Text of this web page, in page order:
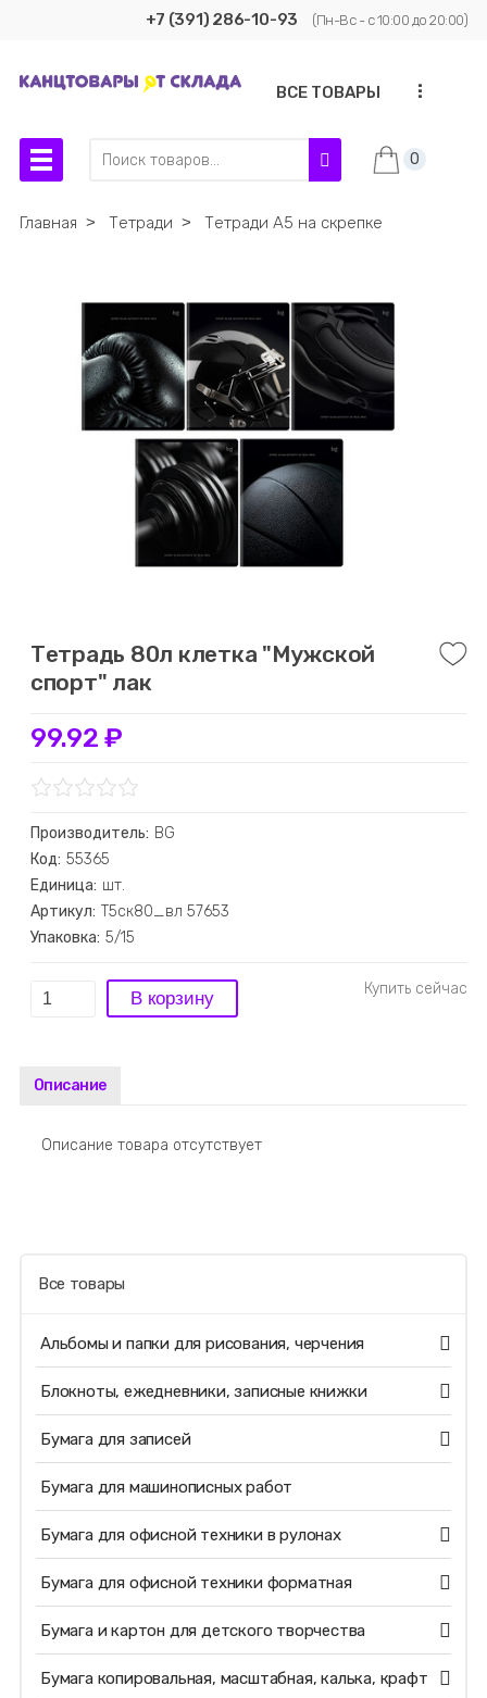
+7 (391) 286-10-93 (Пн-Вс - с 10:00 до 20:00)
ВСЕ ТОВАРЫ ...
0
Главная ˃ Тетради ˃ Тетради А5 на скрепке
Тетрадь 80л клетка "Мужской
спорт" лак
99.92 ₽
Производитель: BG
Код: 55365
Единица: шт.
Артикул: Т5ск80_вл 57653
Упаковка: 5/15
Описание
Описание товара отсутствует
Все товары
Альбомы и папки для рисования, черчения
Блокноты, ежедневники, записные книжки
Бумага для записей
Бумага для машинописных работ
Бумага для офисной техники в рулонах
Бумага для офисной техники форматная
Бумага и картон для детского творчества
Бумага копировальная, масштабная, калька, крафт